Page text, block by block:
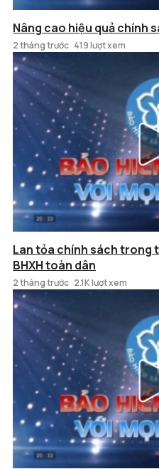
Nâng cao hiệu quả chính
2 tháng trước 419 lượt xem
Lan tỏa chính sách trong
BHXH toàn dân
2 tháng trước 2.1K lượt xem